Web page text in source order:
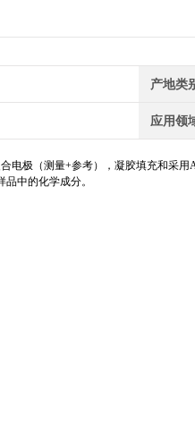
产地类
应用领
电极（测量+参考），凝胶填充和采用
中的化学成分。